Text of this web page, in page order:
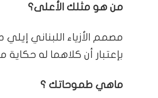
من هو مثلك الأعلى؟
مصمم الأزياء اللبناني
بإعتبار أن كلاهما له
ماهي طموحاتك ؟